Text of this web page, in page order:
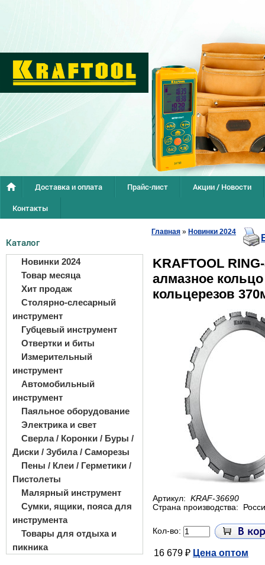
Доставка и оплата Прайс-лист
Акции / Новости
Контакты
Каталог
Новинки 2024
Товар месяца
Хит продаж
Столярно-слесарный
инструмент
Губцевый инструмент
Отвертки и биты
Измерительный
инструмент
Автомобильный
инструмент
Паяльное оборудование
Электрика и свет
Сверла / Коронки / Буры /
Диски / Зубила / Саморезы
Пены / Клеи / Герметики /
Пистолеты
Малярный инструмент
Сумки, ящики, пояса для
инструмента
Товары для отдыха и
пикника
Главная » Новинки 2024
KRAFTOOL
алмазное
кольцерезов
Артикул: KRAF-36690
Страна производства:
Кол-во:
16 679 ₽ Цена оптом